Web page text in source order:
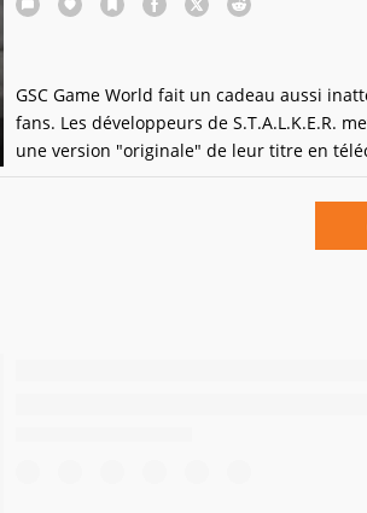
GSC Game World fait un cadeau aussi
fans. Les développeurs de S.T.A.L.K.E.R.
une version "originale" de leur titre en
version du 18 octobre 2004, appelée
aux efforts de THQ pour en faire un titre